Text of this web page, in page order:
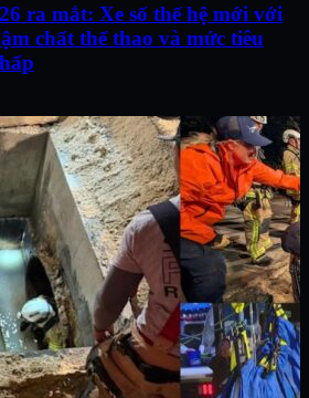
ra mắt: Xe số thế hệ mới với
chất thể thao và mức tiêu